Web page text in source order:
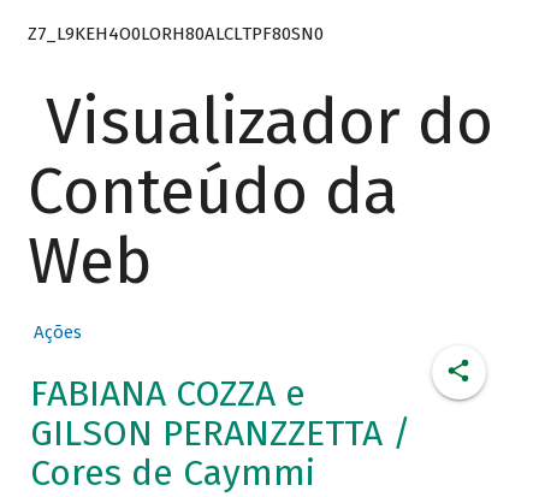
Z7_L9KEH4O0LORH80ALCLTPF80SN0
Visualizador do
Conteúdo da
Web
Ações
FABIANA COZZA e
GILSON PERANZZETTA /
Cores de Caymmi